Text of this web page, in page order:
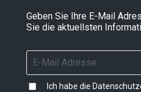
Geben Sie Ihre E-Mail
Sie die aktuellsten
Ich habe die